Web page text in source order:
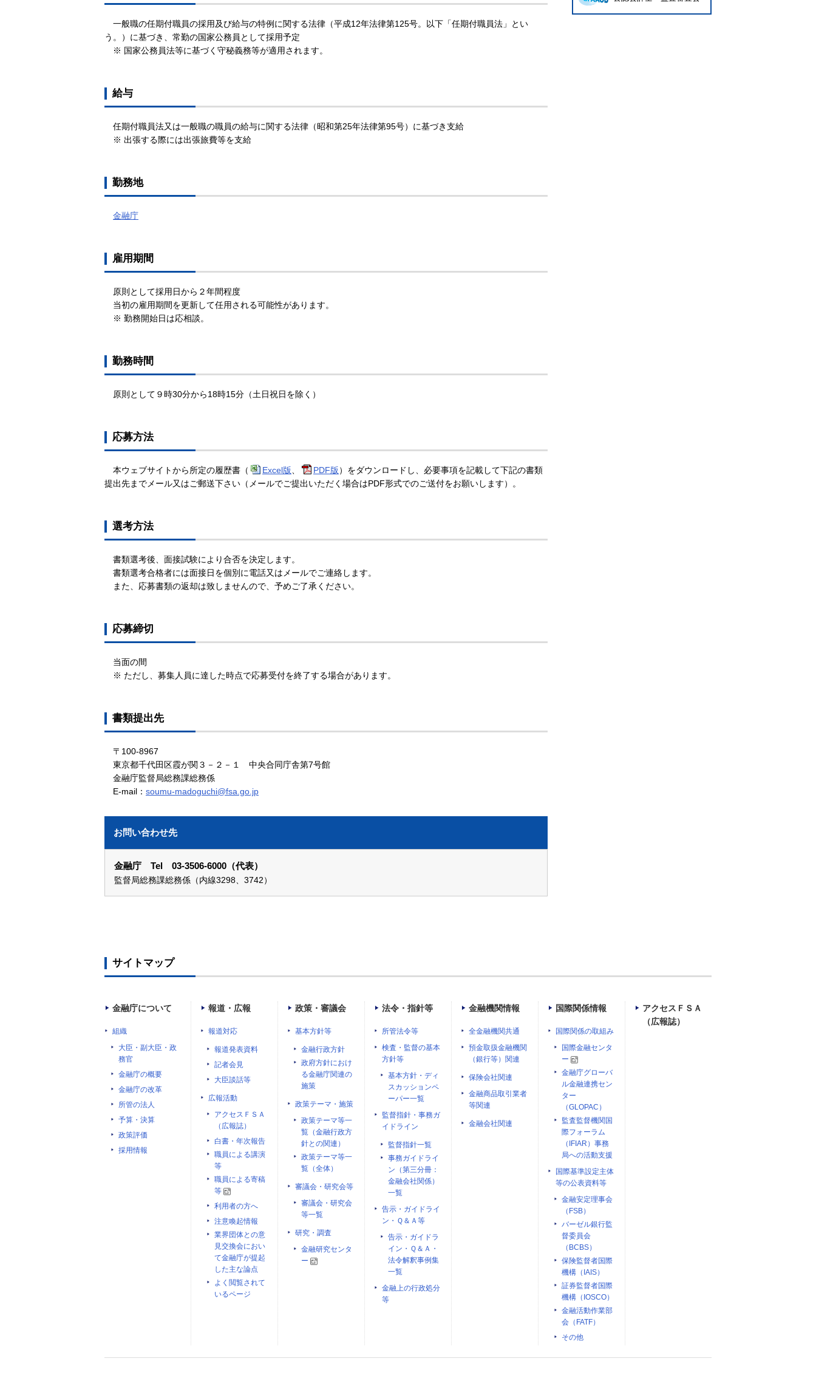
一般職の任期付職員の採用及び給与の特例に関する法律（平成12年法律第125号。以下「任期付職員法」とい
う。）に基づき、常勤の国家公務員として採用予定
※ 国家公務員法等に基づく守秘義務等が適用されます。
給与
任期付職員法又は一般職の職員の給与に関する法律（昭和第25年法律第95号）に基づき支給
※ 出張する際には出張旅費等を支給
勤務地
金融庁
雇用期間
原則として採用日から２年間程度
当初の雇用期間を更新して任用される可能性があります。
※ 勤務開始日は応相談。
勤務時間
原則として９時30分から18時15分（土日祝日を除く）
応募方法
本ウェブサイトから所定の履歴書（ Excel版 PDF版）をダウンロードし、必要事項を記載して下記の書類
提出先までメール又はご郵送下さい（メールでご提出いただく場合はPDF形式でのご送付をお願いします）。
選考方法
書類選考後、面接試験により合否を決定します。
書類選考合格者には面接日を個別に電話又はメールでご連絡します。
また、応募書類の返却は致しませんので、予めご了承ください。
応募締切
当面の間
※ ただし、募集人員に達した時点で応募受付を終了する場合があります。
書類提出先
〒100-8967
東京都千代田区霞が関３－２－１ 中央合同庁舎第7号館
金融庁監督局総務課総務係
E-mail： soumu-madoguchi@fsa.go.jp
お問い合わせ先
金融庁 Tel 03-3506-6000（代表）
監督局総務課総務係（内線3298、3742）
サイトマップ
金融庁について
組織
大臣・副大臣・政
務官
金融庁の概要
金融庁の改革
所管の法人
予算・決算
政策評価
採用情報
報道・広報
報道対応
報道発表資料
記者会見
大臣談話等
広報活動
アクセスＦＳＡ
（広報誌）
白書・年次報告
職員による講演
等
職員による寄稿
等
利用者の方へ
注意喚起情報
業界団体との意
見交換会におい
て金融庁が提起
した主な論点
よく閲覧されて
いるページ
政策・審議会
基本方針等
金融行政方針
政府方針におけ
る金融庁関連の
施策
政策テーマ・施策
政策テーマ等一
覧（金融行政方
針との関連）
政策テーマ等一
覧（全体）
審議会・研究会等
審議会・研究会
等一覧
研究・調査
金融研究センタ
ー
法令・指針等
所管法令等
検査・監督の基本
方針等
基本方針・ディ
スカッションペ
ーパー一覧
監督指針・事務ガ
イドライン
監督指針一覧
事務ガイドライ
ン（第三分冊：
金融会社関係）
一覧
告示・ガイドライ
ン・Ｑ＆Ａ等
告示・ガイドラ
イン・Ｑ＆Ａ・
法令解釈事例集
一覧
金融上の行政処分
等
金融機関情報
全金融機関共通
預金取扱金融機関
（銀行等）関連
保険会社関連
金融商品取引業者
等関連
金融会社関連
国際関係情報
国際関係の取組み
国際金融センタ
ー
金融庁グローバ
ル金融連携セン
ター
（GLOPAC）
監査監督機関国
際フォーラム
（IFIAR）事務
局への活動支援
国際基準設定主体
等の公表資料等
金融安定理事会
（FSB）
バーゼル銀行監
督委員会
（BCBS）
保険監督者国際
機構（IAIS）
証券監督者国際
機構（IOSCO）
金融活動作業部
会（FATF）
その他
アクセスＦＳＡ
（広報誌）